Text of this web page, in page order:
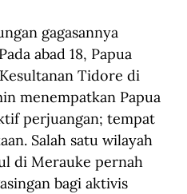
gagasannya
abad 18, Papua
Tidore di
menempatkan Papua
perjuangan; tempat
Salah satu wilayah
di Merauke pernah
bagi aktivis